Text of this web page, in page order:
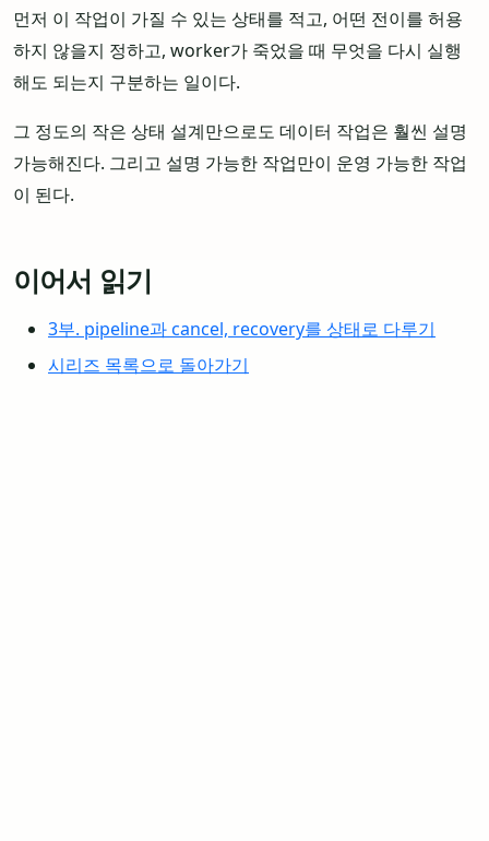
먼저 이 작업이 가질 수 있는 상태를 적고, 어떤 전이를 허용
하지 않을지 정하고, worker가 죽었을 때 무엇을 다시 실행
해도 되는지 구분하는 일이다.
그 정도의 작은 상태 설계만으로도 데이터 작업은 훨씬 설명
가능해진다. 그리고 설명 가능한 작업만이 운영 가능한 작업
이 된다.
이어서 읽기
3부. pipeline과 cancel, recovery를 상태로 다루기
시리즈 목록으로 돌아가기